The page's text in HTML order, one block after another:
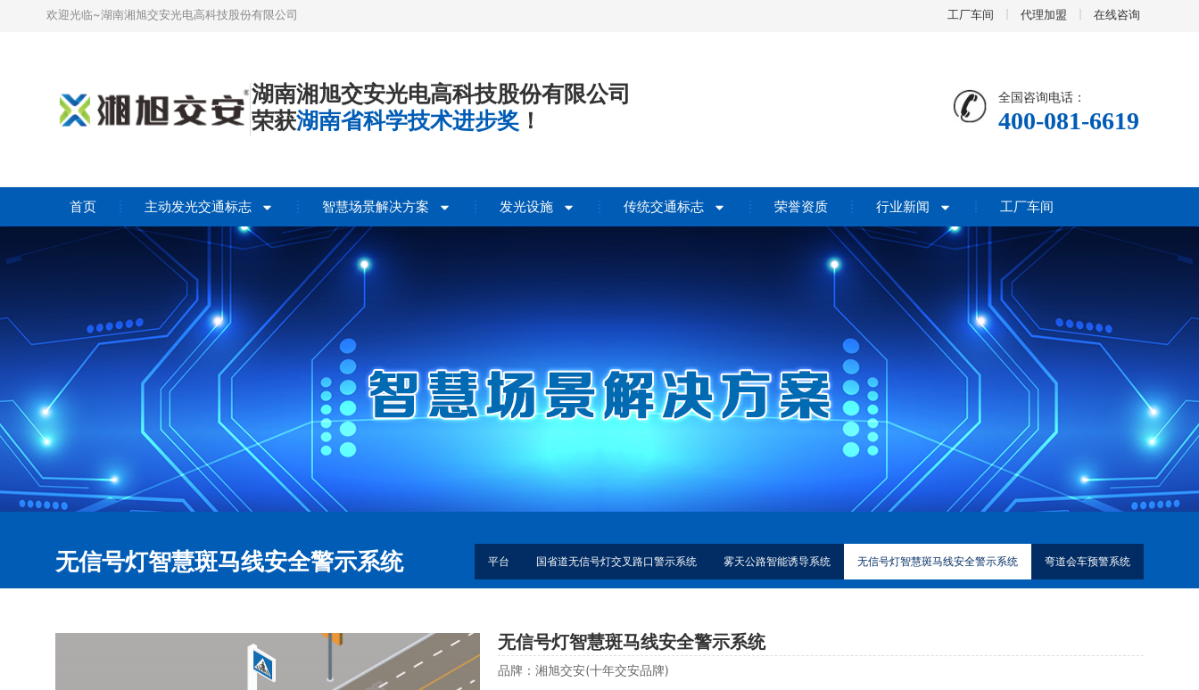
欢迎光临~湖南湘旭交安光电高科技股份有限公司 工厂车间 代理加盟 在线咨询
湖南湘旭交安光电高科技股份有限公司
荣获湖南省科学技术进步奖 ！
全国咨询电话：
400-081-6619
首页 主动发光交通标志 智慧场景解决方案 发光设施 传统交通标志 荣誉资质 行业新闻 工厂车间
无信号灯智慧斑马线安全警示系统 平台 国省道无信号灯交叉路口警示系统 雾天公路智能诱导系统 无信号灯智慧斑马线安全警示系统 弯道会车预警系统
无信号灯智慧斑马线安全警示系统
品牌：湘旭交安(十年交安品牌)